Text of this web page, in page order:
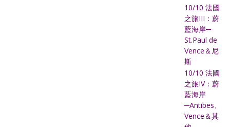
10/10 法國
之旅III：蔚
藍海岸─
St.Paul de
Vence＆尼
斯
10/10 法國
之旅IV：蔚
藍海岸
─Antibes、
Vence＆其